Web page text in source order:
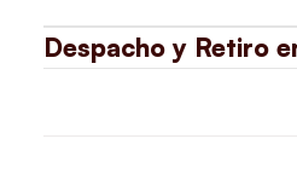
Despacho y Retiro